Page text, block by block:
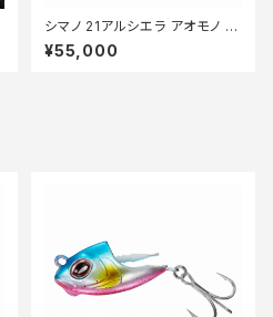
シマノ 21アルシエラ アオモノ H
215【中古品】
¥55,000